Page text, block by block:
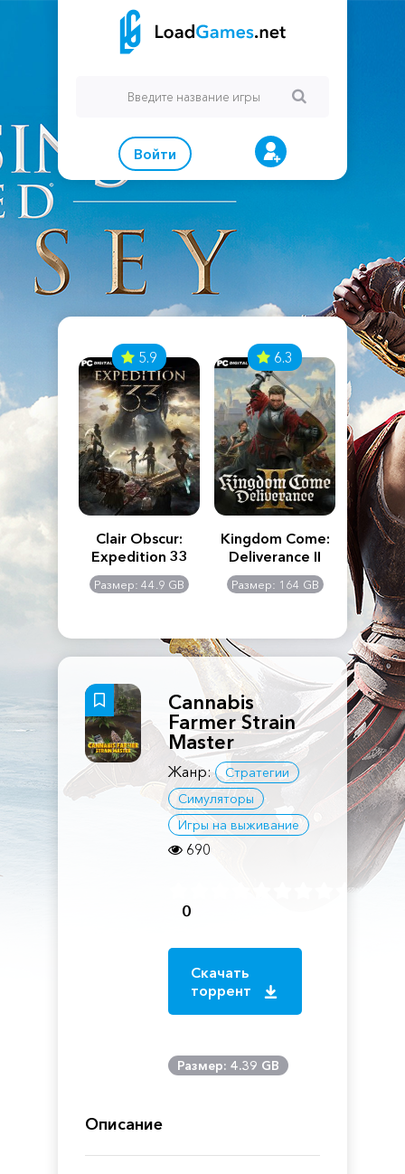
Войти
Creed
5.9
Clair Obscur:
Expedition 33
Размер: 44.9 GB
6.3
Kingdom Come:
Deliverance II
Размер: 164 GB
The
Cannabis
Farmer Strain
Master
Жанр:
Стратегии
Симуляторы
Игры на выживание
690
0
Скачать
торрент
Размер: 4.39 GB
Описание